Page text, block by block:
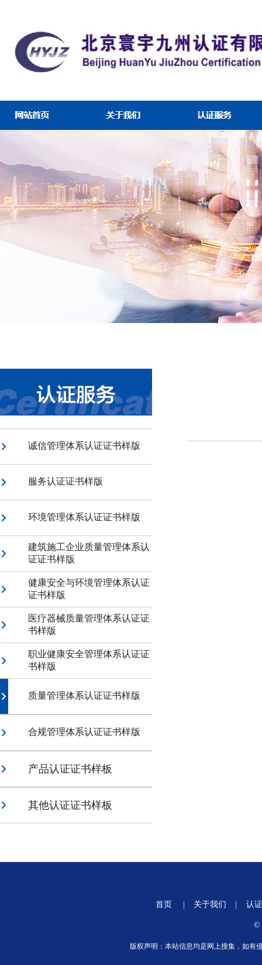
诚信管理体系认证证书样版
服务认证证书样版
环境管理体系认证证书样版
建筑施工企业质量管理体系认
证证书样版
健康安全与环境管理体系认证
证书样版
医疗器械质量管理体系认证证
书样版
职业健康安全管理体系认证证
书样版
质量管理体系认证证书样版
合规管理体系认证证书样版
产品认证证书样板
其他认证证书样板
首页 关于我们 认
©
版权声明：本站信息均是网上搜集，如有